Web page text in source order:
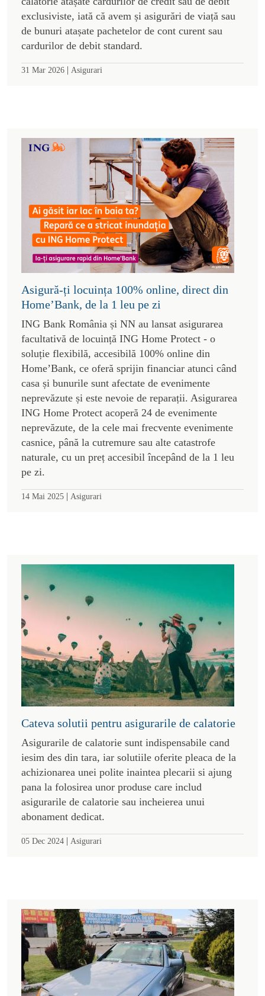
exclusiviste, iată că avem și asigurări de viață sau
de bunuri atașate pachetelor de cont curent sau
cardurilor de debit standard.
31 Mar 2026 | Asigurari
Asigură-ți locuința 100% online, direct din
Home’Bank, de la 1 leu pe zi
ING Bank România și NN au lansat asigurarea
facultativă de locuință ING Home Protect - o
soluție flexibilă, accesibilă 100% online din
Home’Bank, ce oferă sprijin financiar atunci când
casa și bunurile sunt afectate de evenimente
neprevăzute și este nevoie de reparații. Asigurarea
ING Home Protect acoperă 24 de evenimente
neprevăzute, de la cele mai frecvente evenimente
casnice, până la cutremure sau alte catastrofe
naturale, cu un preț accesibil începând de la 1 leu
pe zi.
14 Mai 2025 | Asigurari
Cateva solutii pentru asigurarile de calatorie
Asigurarile de calatorie sunt indispensabile cand
iesim des din tara, iar solutiile oferite pleaca de la
achizionarea unei polite inaintea plecarii si ajung
pana la folosirea unor produse care includ
asigurarile de calatorie sau incheierea unui
abonament dedicat.
05 Dec 2024 | Asigurari